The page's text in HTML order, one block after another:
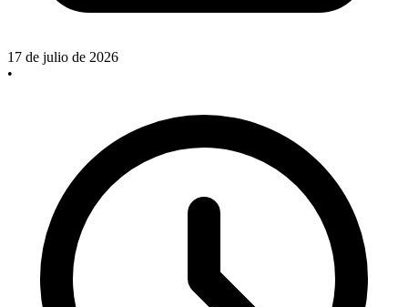
17 de julio de 2026
•